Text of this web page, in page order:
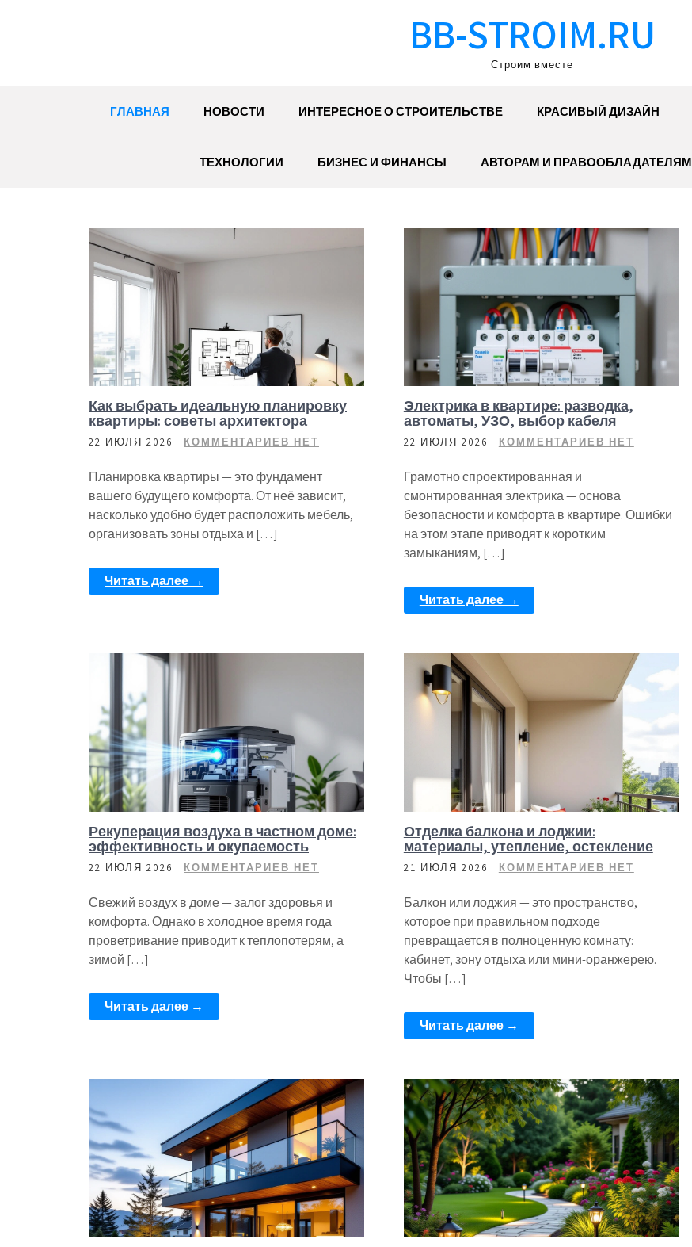
BB-STROIM.RU
Строим вместе
ГЛАВНАЯ НОВОСТИ ИНТЕРЕСНОЕ О СТРОИТЕЛЬСТВЕ КРАСИВЫЙ ДИЗАЙН
ТЕХНОЛОГИИ БИЗНЕС И ФИНАНСЫ АВТОРАМ И ПРАВООБЛАДАТЕЛЯМ
Как выбрать идеальную планировку
квартиры: советы архитектора
22 ИЮЛЯ 2026 КОММЕНТАРИЕВ НЕТ
Планировка квартиры — это фундамент
вашего будущего комфорта. От неё зависит,
насколько удобно будет расположить мебель,
организовать зоны отдыха и […]
Читать далее →
Электрика в квартире: разводка,
автоматы, УЗО, выбор кабеля
22 ИЮЛЯ 2026 КОММЕНТАРИЕВ НЕТ
Грамотно спроектированная и
смонтированная электрика — основа
безопасности и комфорта в квартире. Ошибки
на этом этапе приводят к коротким
замыканиям, […]
Читать далее →
Рекуперация воздуха в частном доме:
эффективность и окупаемость
22 ИЮЛЯ 2026 КОММЕНТАРИЕВ НЕТ
Свежий воздух в доме — залог здоровья и
комфорта. Однако в холодное время года
проветривание приводит к теплопотерям, а
зимой […]
Читать далее →
Отделка балкона и лоджии:
материалы, утепление, остекление
21 ИЮЛЯ 2026 КОММЕНТАРИЕВ НЕТ
Балкон или лоджия — это пространство,
которое при правильном подходе
превращается в полноценную комнату:
кабинет, зону отдыха или мини-оранжерею.
Чтобы […]
Читать далее →